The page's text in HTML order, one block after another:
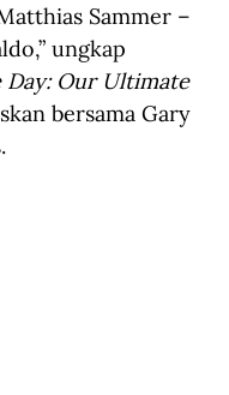
Sammer –
ungkap
Our Ultimate
bersama Gary